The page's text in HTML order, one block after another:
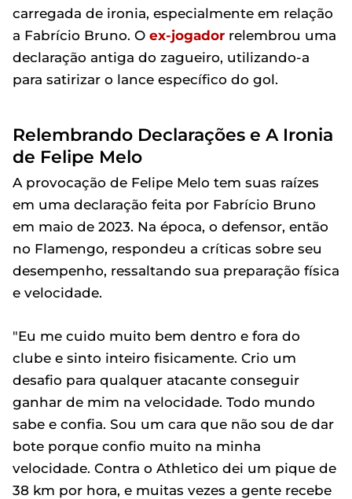
carregada de ironia, especialmente em relação
a Fabrício Bruno. O ex-jogador relembrou uma
declaração antiga do zagueiro, utilizando-a
para satirizar o lance específico do gol.
Relembrando Declarações e A Ironia
de Felipe Melo
A provocação de Felipe Melo tem suas raízes
em uma declaração feita por Fabrício Bruno
em maio de 2023. Na época, o defensor, então
no Flamengo, respondeu a críticas sobre seu
desempenho, ressaltando sua preparação física
e velocidade.
"Eu me cuido muito bem dentro e fora do
clube e sinto inteiro fisicamente. Crio um
desafio para qualquer atacante conseguir
ganhar de mim na velocidade. Todo mundo
sabe e confia. Sou um cara que não sou de dar
bote porque confio muito na minha
velocidade. Contra o Athletico dei um pique de
38 km por hora, e muitas vezes a gente recebe